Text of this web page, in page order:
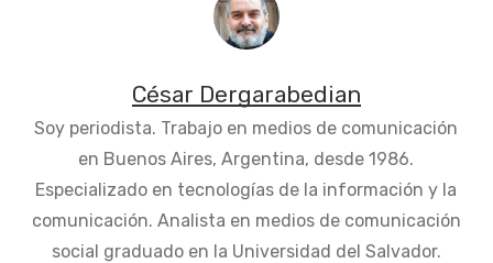
César Dergarabedian
Soy periodista. Trabajo en medios de comunicación
en Buenos Aires, Argentina, desde 1986.
Especializado en tecnologías de la información y la
comunicación. Analista en medios de comunicación
social graduado en la Universidad del Salvador.